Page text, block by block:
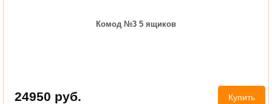
Комод №3 5 ящиков
24950 руб. Купить